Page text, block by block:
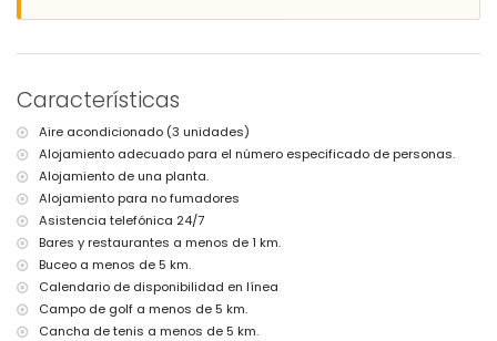
la villa)
No se permite fumar
El alojamiento es muy adecuado para familias con niños
Instalaciones y servicios incluidos en el precio del alquiler de la
villa
Internet (WiFi)
Plancha y tabla de planchar
Ropa de cama y toallas
Servicio de recepción y servicio de emergencia 24 horas
Aire acondicionado
Instalaciones y servicios con coste adicional
Características
Aire acondicionado (3 unidades)
Alojamiento adecuado para el número especificado de personas.
Alojamiento de una planta.
Alojamiento para no fumadores
Asistencia telefónica 24/7
Bares y restaurantes a menos de 1 km.
Buceo a menos de 5 km.
Calendario de disponibilidad en línea
Campo de golf a menos de 5 km.
Cancha de tenis a menos de 5 km.